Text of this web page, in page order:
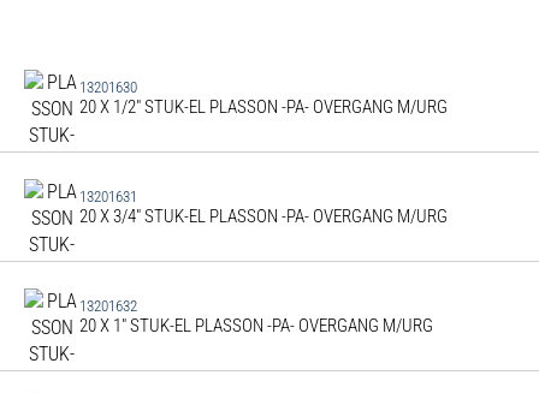
13201630
20 X 1/2" STUK-EL PLASSON -PA- OVERGANG M/URG
13201631
20 X 3/4" STUK-EL PLASSON -PA- OVERGANG M/URG
13201632
20 X 1" STUK-EL PLASSON -PA- OVERGANG M/URG